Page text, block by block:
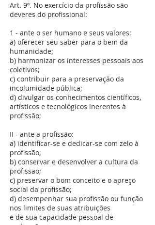
Art. 9º. No exercício da profissão são
deveres do profissional:
1 - ante o ser humano e seus valores:
a) oferecer seu saber para o bem da
humanidade;
b) harmonizar os interesses pessoais aos
coletivos;
c) contribuir para a preservação da
incolumidade pública;
d) divulgar os conhecimentos científicos,
artísticos e tecnológicos inerentes à
profissão;
II - ante a profissão:
a) identificar-se e dedicar-se com zelo à
profissão;
b) conservar e desenvolver a cultura da
profissão;
c) preservar o bom conceito e o apreço
social da profissão;
d) desempenhar sua profissão ou função
nos limites de suas atribuições
e de sua capacidade pessoal de